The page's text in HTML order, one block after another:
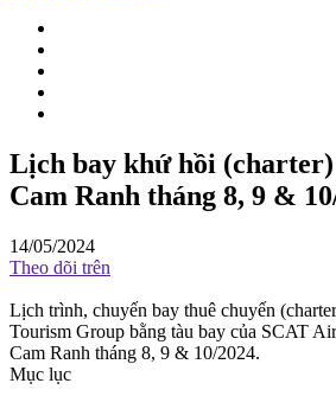
Lịch bay khứ hồi
Cam Ranh tháng 8, 9 &
14/05/2024
Theo dõi trên
Lịch trình, chuyến bay thuê chuyến
Tourism Group bằng tàu bay của SCAT
Cam Ranh tháng 8, 9 & 10/2024.
Mục lục